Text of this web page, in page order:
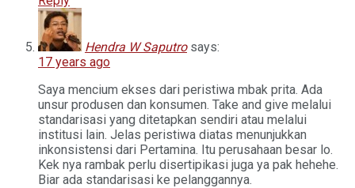
Hendra W Saputro says:
17 years ago
Saya mencium ekses dari peristiwa mbak prita. Ada
unsur produsen dan konsumen. Take and give melalui
standarisasi yang ditetapkan sendiri atau melalui
institusi lain. Jelas peristiwa diatas menunjukkan
inkonsistensi dari Pertamina. Itu perusahaan besar lo.
Kek nya rambak perlu disertipikasi juga ya pak hehehe.
Biar ada standarisasi ke pelanggannya.